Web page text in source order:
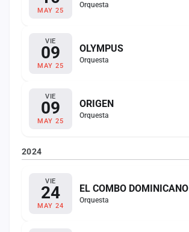
MAY 25
Orquesta
VIE
09
MAY 25
OLYMPUS
Orquesta
VIE
09
MAY 25
ORIGEN
Orquesta
2024
VIE
24
MAY 24
EL COMBO DOMINICANO
Orquesta